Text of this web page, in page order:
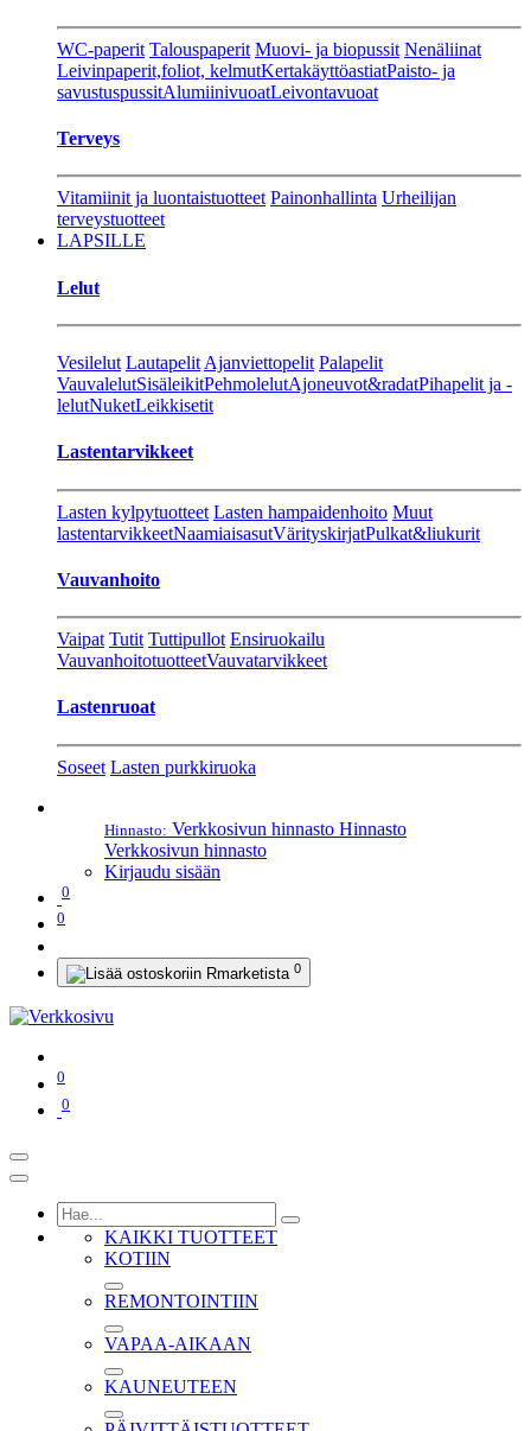
WC-paperit Talouspaperit Muovi- ja biopussit Nenäliinat
Leivinpaperit,foliot, kelmutKertakäyttöastiatPaisto- ja
savustuspussitAlumiinivuoatLeivontavuoat
Terveys
Vitamiinit ja luontaistuotteet Painonhallinta Urheilijan
terveystuotteet
LAPSILLE
Lelut
Vesilelut Lautapelit Ajanviettopelit Palapelit
VauvalelutSisäleikitPehmolelutAjoneuvot&radatPihapelit ja -
lelutNuketLeikkisetit
Lastentarvikkeet
Lasten kylpytuotteet Lasten hampaidenhoito Muut
lastentarvikkeetNaamiaisasutVärityskirjatPulkat&liukurit
Vauvanhoito
Vaipat Tutit Tuttipullot Ensiruokailu
VauvanhoitotuotteetVauvatarvikkeet
Lastenruoat
Soseet Lasten purkkiruoka
Hinnasto: Verkkosivun hinnasto Hinnasto
Verkkosivun hinnasto
Kirjaudu sisään
0
0
0
0
0
KAIKKI TUOTTEET
KOTIIN
REMONTOINTIIN
VAPAA-AIKAAN
KAUNEUTEEN